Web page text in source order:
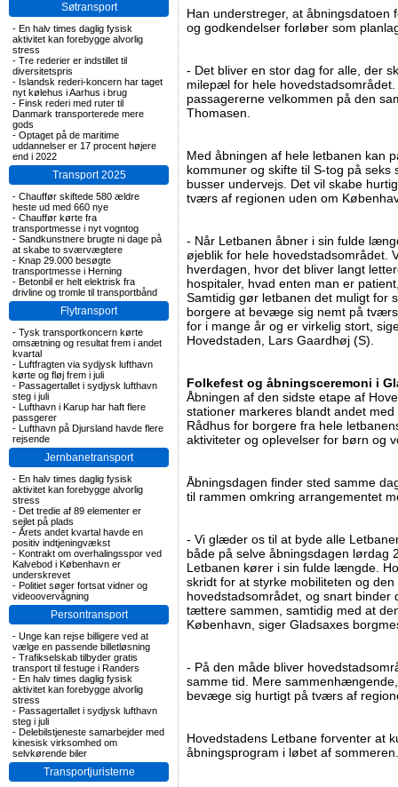
Søtransport
- En halv times daglig fysisk
aktivitet kan forebygge alvorlig
stress
- Tre rederier er indstillet til
diversitetspris
- Islandsk rederi-koncern har taget
nyt kølehus i Aarhus i brug
- Finsk rederi med ruter til
Danmark transporterede mere
gods
- Optaget på de maritime
uddannelser er 17 procent højere
end i 2022
Transport 2025
- Chauffør skiftede 580 ældre
heste ud med 660 nye
- Chauffør kørte fra
transportmesse i nyt vogntog
- Sandkunstnere brugte ni dage på
at skabe to sværvægtere
- Knap 29.000 besøgte
transportmesse i Herning
- Betonbil er helt elektrisk fra
drivline og tromle til transportbånd
Flytransport
- Tysk transportkoncern kørte
omsætning og resultat frem i andet
kvartal
- Luftfragten via sydjysk lufthavn
kørte og fløj frem i juli
- Passagertallet i sydjysk lufthavn
steg i juli
- Lufthavn i Karup har haft flere
passgerer
- Lufthavn på Djursland havde flere
rejsende
Jernbanetransport
- En halv times daglig fysisk
aktivitet kan forebygge alvorlig
stress
- Det tredie af 89 elementer er
sejlet på plads
- Årets andet kvartal havde en
positiv indtjeningvækst
- Kontrakt om overhalingsspor ved
Kalvebod i København er
underskrevet
- Politiet søger fortsat vidner og
videoovervågning
Persontransport
- Unge kan rejse billigere ved at
vælge en passende billetløsning
- Trafikselskab tilbyder gratis
transport til festuge i Randers
- En halv times daglig fysisk
aktivitet kan forebygge alvorlig
stress
- Passagertallet i sydjysk lufthavn
steg i juli
- Delebilstjeneste samarbejder med
kinesisk virksomhed om
selvkørende biler
Transportjuristerne
Han understreger, at
og godkendelser forløber som
- Det bliver en stor dag for alle, der
milepæl for hele
passagererne velkommen på den
Thomasen.
Med åbningen af hele letbanen kan
kommuner og skifte til S-tog på
busser undervejs. Det vil skabe
tværs af regionen uden om
- Når Letbanen åbner i sin fulde
øjeblik for hele hovedstadsområdet.
hverdagen, hvor det bliver langt
hospitaler, hvad enten man er
Samtidig gør letbanen det muligt for
borgere at bevæge sig nemt på
for i mange år og er virkelig stort,
Hovedstaden, Lars Gaardhøj (S).
Folkefest og åbningsceremoni i
Åbningen af den sidste etape af
stationer markeres blandt andet
Rådhus for borgere fra hele
aktiviteter og oplevelser for børn og
Åbningsdagen finder sted samme
til rammen omkring arrangementet
- Vi glæder os til at byde alle
både på selve åbningsdagen lørdag
Letbanen kører i sin fulde længde.
skridt for at styrke mobiliteten og
hovedstadsområdet, og snart binder
tættere sammen, samtidig med at
København, siger Gladsaxes
- På den måde bliver
samme tid. Mere
bevæge sig hurtigt på tværs af
Hovedstadens Letbane forventer at
åbningsprogram i løbet af sommeren.